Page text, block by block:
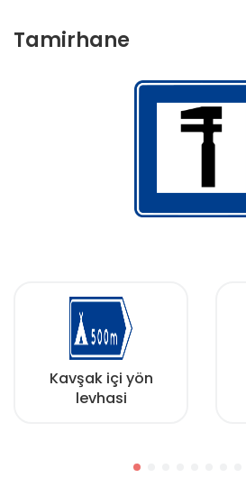
Tamirhane
Kavşak içi yön
levhasi